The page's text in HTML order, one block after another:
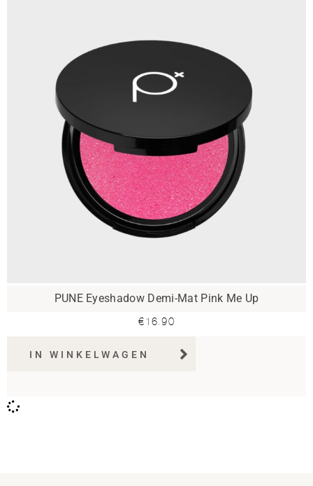
PUNE Eyeshadow Demi-Mat Pink Me Up
€16.90
IN WINKELWAGEN